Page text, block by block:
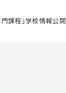
課程」学校情報公開